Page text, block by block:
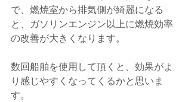
で、燃焼室から排気側が綺麗になる
と、ガソリンエンジン以上に燃焼効率
の改善が大きくなります。
数回船舶を使用して頂くと、効果がよ
り感じやすくなってくるかと思いま
す。